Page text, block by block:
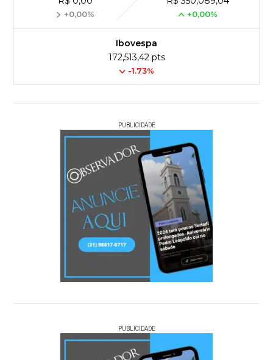
+0,00% +0,00%
Ibovespa
172,513,42 pts
-1.73%
PUBLICIDADE
PUBLICIDADE